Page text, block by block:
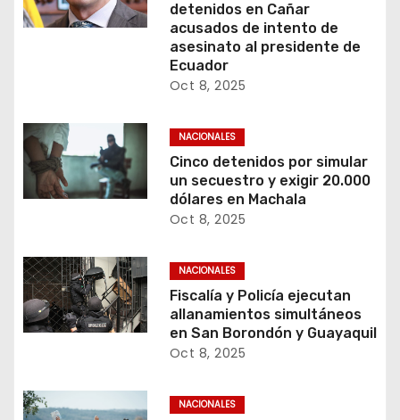
detenidos en Cañar
acusados de intento de
asesinato al presidente de
Ecuador
Oct 8, 2025
NACIONALES
Cinco detenidos por simular
un secuestro y exigir 20.000
dólares en Machala
Oct 8, 2025
NACIONALES
Fiscalía y Policía ejecutan
allanamientos simultáneos
en San Borondón y Guayaquil
Oct 8, 2025
NACIONALES